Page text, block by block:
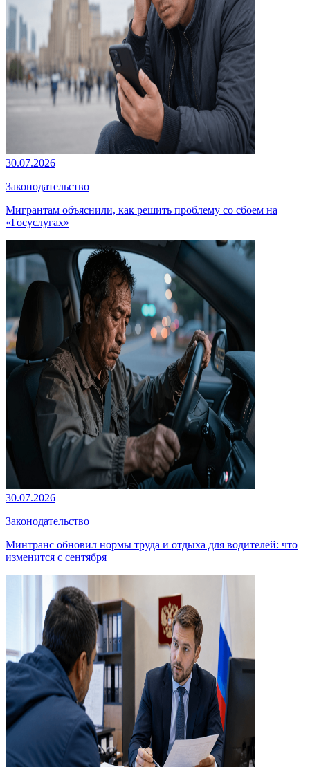
30.07.2026
Законодательство
Мигрантам объяснили, как решить проблему со сбоем на
«Госуслугах»
30.07.2026
Законодательство
Минтранс обновил нормы труда и отдыха для водителей: что
изменится с сентября